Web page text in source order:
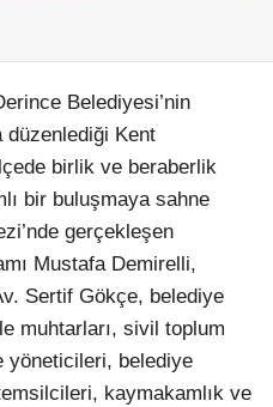
Belediyesi’nin
düzenlediği Kent
birlik ve beraberlik
bir buluşmaya sahne
gerçekleşen
Mustafa Demirelli,
Sertif Gökçe, belediye
muhtarları, sivil toplum
yöneticileri, belediye
kaymakamlık ve